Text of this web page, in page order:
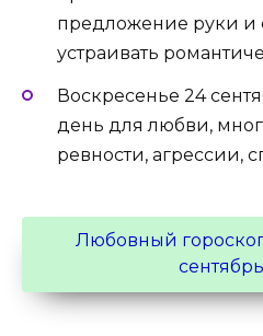
предложение руки и
устраивать
Воскресенье 24
день для любви,
ревности, агрессии,
Любовный